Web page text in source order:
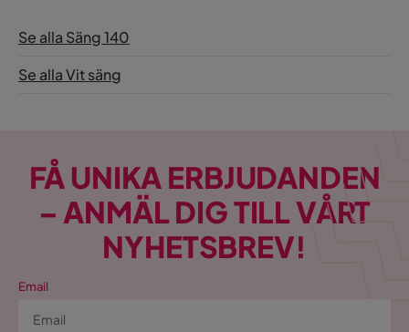
Se alla Säng 140
Se alla Vit säng
FÅ UNIKA ERBJUDANDEN
– ANMÄL DIG TILL VÅRT
NYHETSBREV!
Email